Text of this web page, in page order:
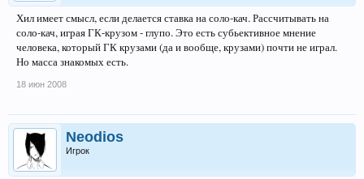
Хил имеет смысл, если делается ставка на соло-кач. Рассчитывать на
соло-кач, играя ГК-крузом - глупо. Это есть субьективное мнение
человека, который ГК крузами (да и вообще, крузами) почти не играл.
Но масса знакомых есть.
18 июн 2008
Neodios
Игрок